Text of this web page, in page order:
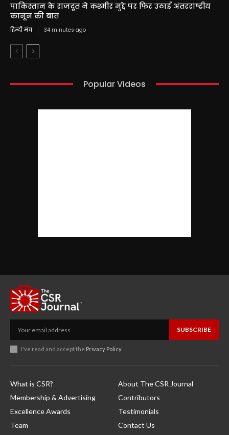
पाकिस्तान के राजदूत ने कश्मीर मुद्दे पर फिर उठाई अंतरराष्ट्रीय
कानून की बात
हिन्दी मंच 34 minutes ago
Popular Videos
SUBSCRIBE
I've read and accept the Privacy Policy.
What is CSR?
Membership & Advertising
Excellence Awards
Team
About The CSR Journal
Contributors
Testimonials
Contact Us